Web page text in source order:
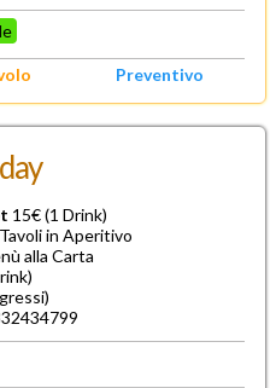
Preventivo
15€ (1 Drink)
Tavoli in Aperitivo
alla Carta